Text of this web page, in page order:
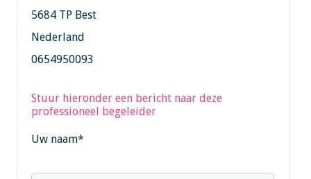
5684 TP Best
Nederland
0654950093
Stuur hieronder een bericht naar deze
professioneel begeleider
Uw naam*